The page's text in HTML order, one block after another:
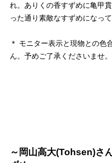
れ。ありくの香すずめに亀甲
った通り素敵なすずめになって
＊ モニター表示と現物との色
ん。予めご了承くださいませ。
～岡山高大(Tohsen)さ